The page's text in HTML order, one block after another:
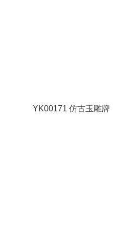
YK00171 仿古玉雕牌